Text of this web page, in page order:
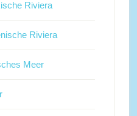
Riviera
Riviera
Meer